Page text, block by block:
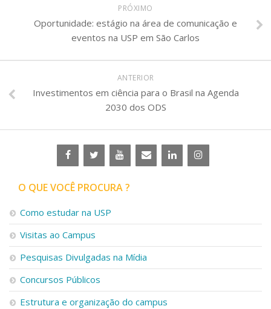
PRÓXIMO
Oportunidade: estágio na área de comunicação e
eventos na USP em São Carlos
ANTERIOR
Investimentos em ciência para o Brasil na Agenda
2030 dos ODS
O QUE VOCÊ PROCURA ?
Como estudar na USP
Visitas ao Campus
Pesquisas Divulgadas na Mídia
Concursos Públicos
Estrutura e organização do campus